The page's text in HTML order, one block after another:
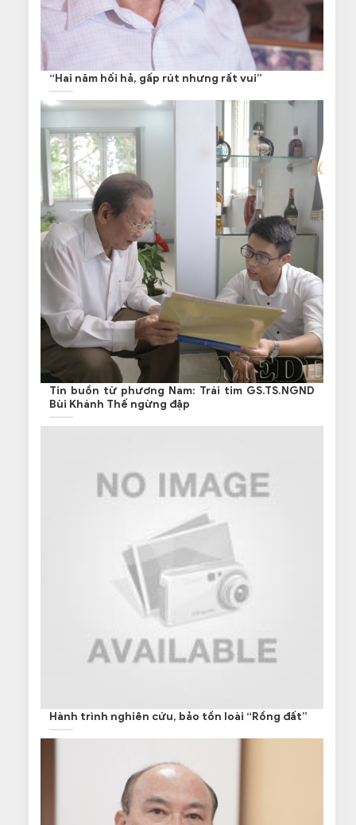
“Hai năm hối hả, gấp rút nhưng rất vui”
Tin buồn từ phương Nam: Trái tim GS.TS.NGND
Bùi Khánh Thế ngừng đập
Hành trình nghiên cứu, bảo tồn loài “Rồng đất”